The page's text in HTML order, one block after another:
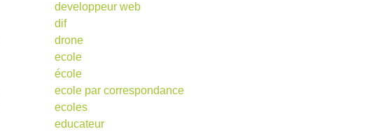
developpeur web
dif
drone
ecole
école
ecole par correspondance
ecoles
educateur